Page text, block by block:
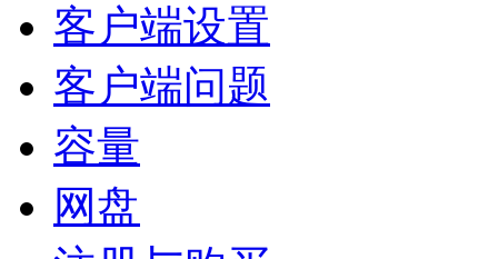
客户端设置
客户端问题
容量
网盘